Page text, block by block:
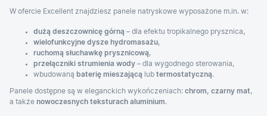
W ofercie Excellent znajdziesz panele natryskowe wyposażone m.in. w:
dużą deszczownicę górną – dla efektu tropikalnego prysznica,
wielofunkcyjne dysze hydromasażu,
ruchomą słuchawkę prysznicową,
przełączniki strumienia wody – dla wygodnego sterowania,
wbudowaną baterię mieszającą lub termostatyczną.
Panele dostępne są w eleganckich wykończeniach: chrom, czarny mat,
a także nowoczesnych teksturach aluminium.